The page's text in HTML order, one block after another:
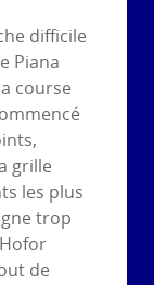
difficile
Piana
course
grille
les plus
trop
de